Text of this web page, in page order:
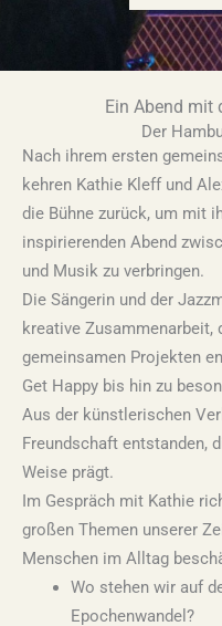
Ein Abend mit
Der
Nach ihrem ersten
kehren Kathie Kleff und
die Bühne zurück, um mit
inspirierenden Abend
und Musik zu verbringen.
Die Sängerin und der
kreative Zusammenarbeit,
gemeinsamen Projekten
Get Happy bis hin zu
Aus der künstlerischen
Freundschaft entstanden,
Weise prägt.
Im Gespräch mit Kathie
großen Themen unserer
Menschen im Alltag
Wo stehen wir auf
Epochenwandel?